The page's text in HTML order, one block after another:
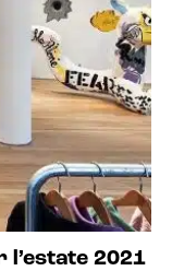
l’estate 2021